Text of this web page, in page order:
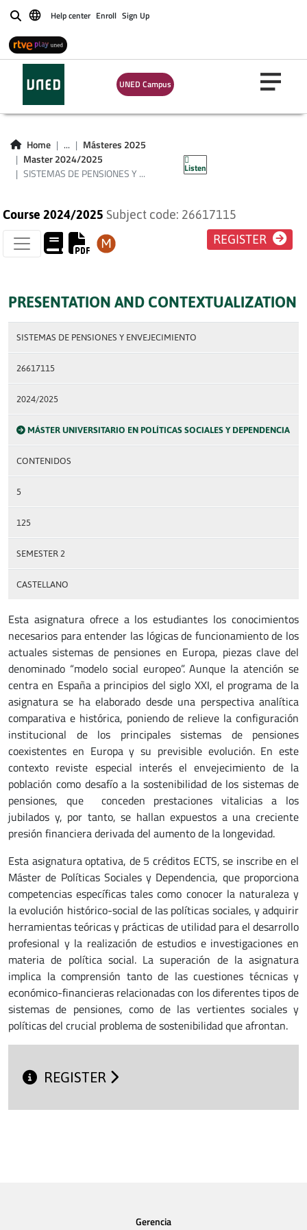
BuscarHelp center Enroll Sign Up
UNED Campus
Home ...
Másteres 2025
Master 2024/2025
SISTEMAS DE PENSIONES Y ...
Listen
SISTEMAS DE
PENSIONES Y
ENVEJECIMIENTO
Course 2024/2025 Subject code: 26617115
REGISTER
PRESENTATION AND CONTEXTUALIZATION
SISTEMAS DE PENSIONES Y ENVEJECIMIENTO
26617115
2024/2025
MÁSTER UNIVERSITARIO EN POLÍTICAS SOCIALES Y DEPENDENCIA
CONTENIDOS
5
125
SEMESTER 2
CASTELLANO
Esta asignatura ofrece a los estudiantes los conocimientos
necesarios para entender las lógicas de funcionamiento de los
actuales sistemas de pensiones en Europa, piezas clave del
denominado “modelo social europeo”. Aunque la atención se
centra en España a principios del siglo XXI, el programa de la
asignatura se ha elaborado desde una perspectiva analítica
comparativa e histórica, poniendo de relieve la configuración
institucional de los principales sistemas de pensiones
coexistentes en Europa y su previsible evolución. En este
contexto reviste especial interés el envejecimiento de la
población como desafío a la sostenibilidad de los sistemas de
pensiones, que conceden prestaciones vitalicias a los
jubilados y, por tanto, se hallan expuestos a una creciente
presión financiera derivada del aumento de la longevidad.
Esta asignatura optativa, de 5 créditos ECTS, se inscribe en el
Máster de Políticas Sociales y Dependencia, que proporciona
competencias específicas tales como conocer la naturaleza y
la evolución histórico-social de las políticas sociales, y adquirir
herramientas teóricas y prácticas de utilidad para el desarrollo
profesional y la realización de estudios e investigaciones en
materia de política social. La superación de la asignatura
implica la comprensión tanto de las cuestiones técnicas y
económico-financieras relacionadas con los diferentes tipos de
sistemas de pensiones, como de las vertientes sociales y
políticas del crucial problema de sostenibilidad que afrontan.
REGISTER
Gerencia